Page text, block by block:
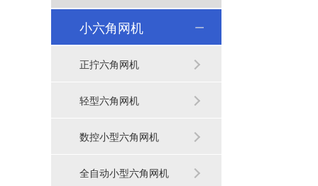
小六角网机
正拧六角网机
轻型六角网机
数控小型六角网机
全自动小型六角网机